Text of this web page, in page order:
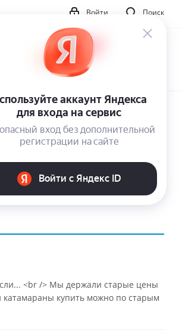
Поиск
Войти
<br /> Мы держали старые цены
катамараны купить можно по старым